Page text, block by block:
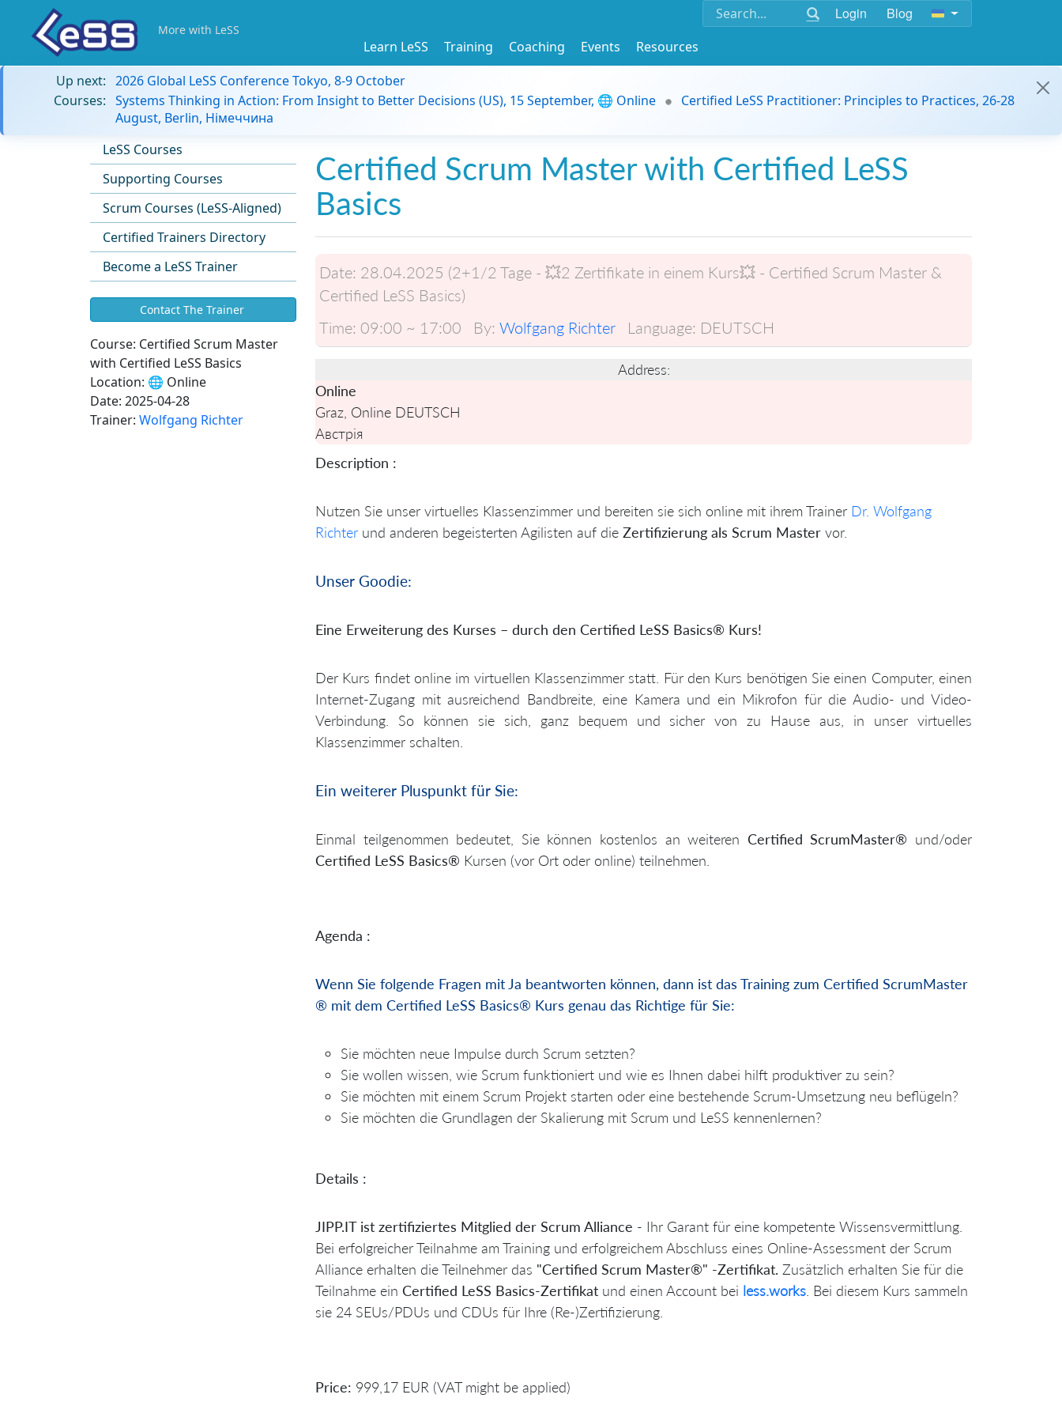
Login Blog
More with LeSS
Learn LeSS Training Coaching Events
Resources
Up next: 2026 Global LeSS Conference Tokyo, 8-9 October
Courses: Systems Thinking in Action: From Insight to Better Decisions (US), 15 September, 🌐 Online
Certified LeSS Practitioner: Principles to Practices, 26-28
August, Berlin, Німеччина
LeSS Courses
Supporting Courses
Scrum Courses (LeSS-Aligned)
Certified Trainers Directory
Become a LeSS Trainer
Contact The Trainer
Course: Certified Scrum Master
with Certified LeSS Basics
Location: 🌐 Online
Date: 2025-04-28
Trainer: Wolfgang Richter
Certified Scrum Master with Certified LeSS
Basics
Date: 28.04.2025 (2+1/2 Tage - 💥2 Zertifikate in einem Kurs💥 - Certified Scrum Master &
Certified LeSS Basics)
Time: 09:00 ~ 17:00 By: Wolfgang Richter Language: DEUTSCH
Address:
Online
Graz, Online DEUTSCH
Австрія
Description :
Nutzen Sie unser virtuelles Klassenzimmer und bereiten sie sich online mit ihrem Trainer Dr. Wolfgang
Richter und anderen begeisterten Agilisten auf die Zertifizierung als Scrum Master vor.
Unser Goodie:
Eine Erweiterung des Kurses – durch den Certified LeSS Basics® Kurs!
Der Kurs findet online im virtuellen Klassenzimmer statt. Für den Kurs benötigen Sie einen Computer, einen
Internet-Zugang mit ausreichend Bandbreite, eine Kamera und ein Mikrofon für die Audio- und Video-
Verbindung. So können sie sich, ganz bequem und sicher von zu Hause aus, in unser virtuelles
Klassenzimmer schalten.
Ein weiterer Pluspunkt für Sie:
Einmal teilgenommen bedeutet, Sie können kostenlos an weiteren Certified ScrumMaster® und/oder
Certified LeSS Basics® Kursen (vor Ort oder online) teilnehmen.
Agenda :
Wenn Sie folgende Fragen mit Ja beantworten können, dann ist das Training zum Certified ScrumMaster
® mit dem Certified LeSS Basics® Kurs genau das Richtige für Sie:
Sie möchten neue Impulse durch Scrum setzten?
Sie wollen wissen, wie Scrum funktioniert und wie es Ihnen dabei hilft produktiver zu sein?
Sie möchten mit einem Scrum Projekt starten oder eine bestehende Scrum-Umsetzung neu beflügeln?
Sie möchten die Grundlagen der Skalierung mit Scrum und LeSS kennenlernen?
Details :
JIPP.IT ist zertifiziertes Mitglied der Scrum Alliance - Ihr Garant für eine kompetente Wissensvermittlung.
Bei erfolgreicher Teilnahme am Training und erfolgreichem Abschluss eines Online-Assessment der Scrum
Alliance erhalten die Teilnehmer das "Certified Scrum Master®" -Zertifikat. Zusätzlich erhalten Sie für die
Teilnahme ein Certified LeSS Basics-Zertifikat und einen Account bei less.works . Bei diesem Kurs sammeln
sie 24 SEUs/PDUs und CDUs für Ihre (Re-)Zertifizierung.
Price: 999,17 EUR (VAT might be applied)